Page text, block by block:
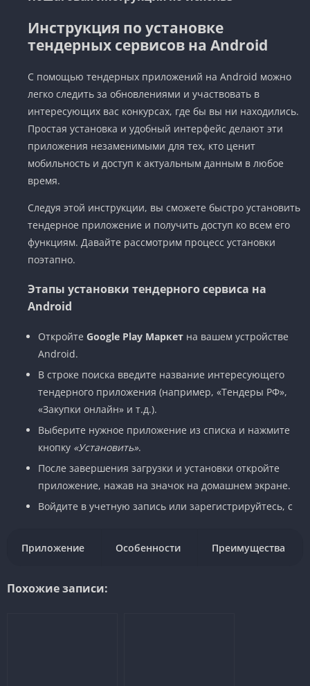
Инструкция по установке
тендерных сервисов на Android
С помощью тендерных приложений на Android можно
легко следить за обновлениями и участвовать в
интересующих вас конкурсах, где бы вы ни находились.
Простая установка и удобный интерфейс делают эти
приложения незаменимыми для тех, кто ценит
мобильность и доступ к актуальным данным в любое
время.
Следуя этой инструкции, вы сможете быстро установить
тендерное приложение и получить доступ ко всем его
функциям. Давайте рассмотрим процесс установки
поэтапно.
Этапы установки тендерного сервиса на
Android
Откройте Google Play Маркет на вашем устройстве
Android.
В строке поиска введите название интересующего
тендерного приложения (например, «Тендеры РФ»,
«Закупки онлайн» и т.д.).
Выберите нужное приложение из списка и нажмите
кнопку «Установить».
После завершения загрузки и установки откройте
приложение, нажав на значок на домашнем экране.
Войдите в учетную запись или зарегистрируйтесь, с
Приложение Особенности Преимущества
Похожие записи: